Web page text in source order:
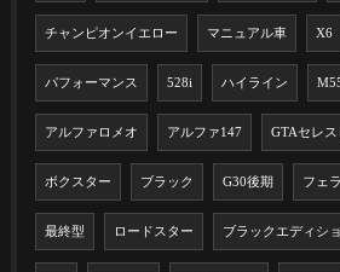
チャンピオンイエロー マニュアル車 X6
パフォーマンス 528i ハイライン
アルファロメオ アルファ147 GTAセレス
ボクスター ブラック G30後期 フェ
最終型 ロードスター ブラックエディシ